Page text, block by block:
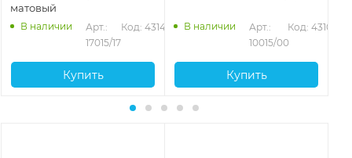
матовый
В наличии
Арт.:
17015/17
Код: 43144
Купить
В наличии
Арт.:
10015/00
Код: 43103
Купить